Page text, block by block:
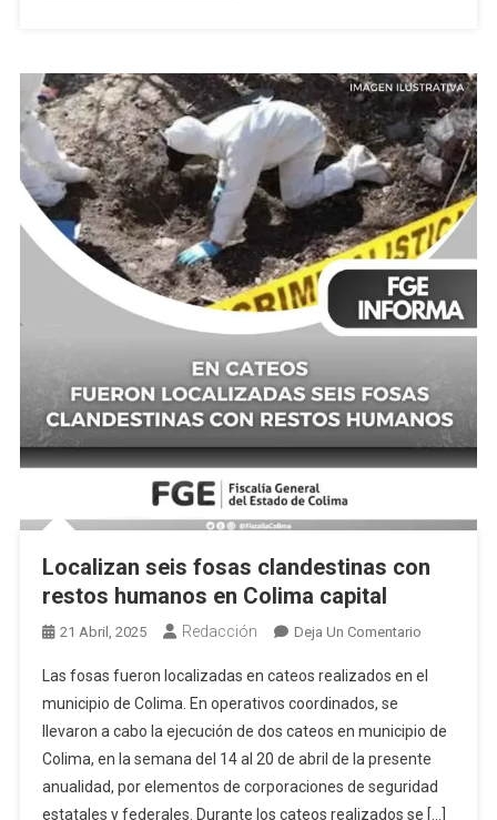
Localizan seis fosas clandestinas con
restos humanos en Colima capital
21 Abril, 2025 Redacción Deja Un ComentarioEn
Seis
Con
Restos
Humanos
Las fosas fueron localizadas en cateos realizados en el
municipio de Colima. En operativos coordinados, se
llevaron a cabo la ejecución de dos cateos en municipio de
Colima, en la semana del 14 al 20 de abril de la presente
anualidad, por elementos de corporaciones de seguridad
estatales y federales. Durante los cateos realizados se […]